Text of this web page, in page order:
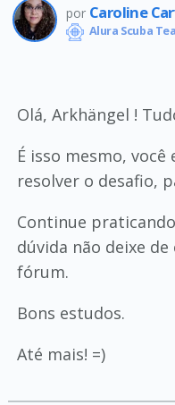
por Caroline
Alura Scuba
Olá, Arkhängel !
É isso mesmo,
resolver o desafio,
Continue
dúvida não deixe
fórum.
Bons estudos.
Até mais! =)